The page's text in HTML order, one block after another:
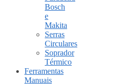
Bosch
e
Makita
Serras
Circulares
Soprador
Térmico
Ferramentas
Manuais